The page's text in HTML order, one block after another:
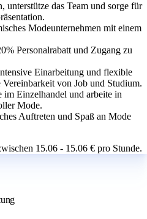
unterstütze das Team und sorge für
Modeunternehmen mit einem
Personalrabatt und Zugang zu
Einarbeitung und flexible
Vereinbarkeit von Job und Studium.
im Einzelhandel und arbeite in
Mode.
Auftreten und Spaß an Mode
15.06 - 15.06 € pro Stunde.